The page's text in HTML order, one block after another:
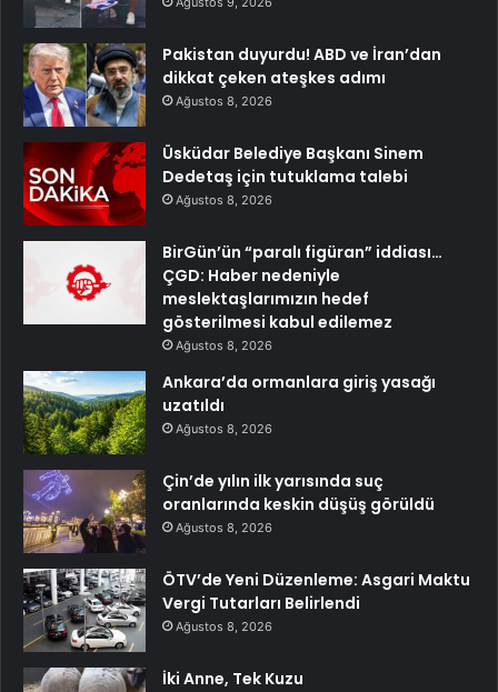
Pakistan duyurdu! ABD ve İran’dan
dikkat çeken ateşkes adımı
Ağustos 8, 2026
Üsküdar Belediye Başkanı Sinem
Dedetaş için tutuklama talebi
Ağustos 8, 2026
BirGün’ün “paralı figüran” iddiası…
ÇGD: Haber nedeniyle
meslektaşlarımızın hedef
gösterilmesi kabul edilemez
Ağustos 8, 2026
Ankara’da ormanlara giriş yasağı
uzatıldı
Ağustos 8, 2026
Çin’de yılın ilk yarısında suç
oranlarında keskin düşüş görüldü
Ağustos 8, 2026
ÖTV’de Yeni Düzenleme: Asgari Maktu
Vergi Tutarları Belirlendi
Ağustos 8, 2026
İki Anne, Tek Kuzu